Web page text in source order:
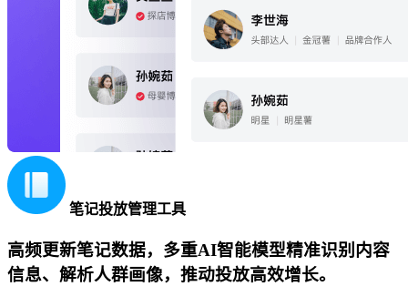
笔记投放管理工具
高频更新笔记数据，多重AI智能模型精准识别内容
信息、解析人群画像，推动投放高效增长。